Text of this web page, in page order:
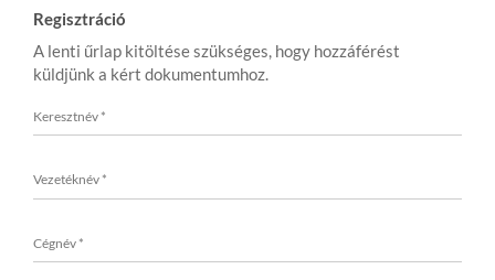
Regisztráció
A lenti űrlap kitöltése szükséges, hogy hozzáférést
küldjünk a kért dokumentumhoz.